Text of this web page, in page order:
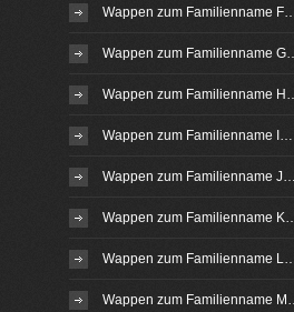
Wappen zum Familienname F…
Wappen zum Familienname G…
Wappen zum Familienname H…
Wappen zum Familienname I…
Wappen zum Familienname J…
Wappen zum Familienname K…
Wappen zum Familienname L…
Wappen zum Familienname M…